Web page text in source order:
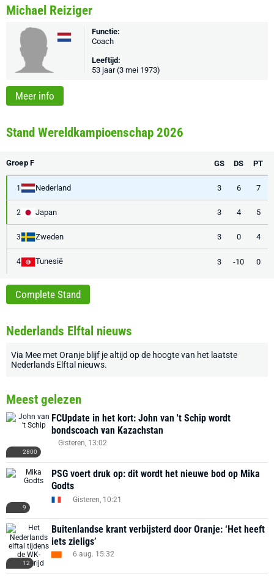
Michael Reiziger
Functie:
Coach
Leeftijd:
53 jaar (3 mei 1973)
Meer info
Stand Wereldkampioenschap 2026
Groep F GS DS PT
1 Nederland 3 6 7
2 Japan 3 4 5
3 Zweden 3 0 4
4 Tunesië 3 -10 0
Complete Stand
Nederlands Elftal nieuws
Via Mee met Oranje blijf je altijd op de hoogte van het laatste
Nederlands Elftal nieuws.
Meest gelezen
2800
FCUpdate in het kort: John van 't Schip wordt
bondscoach van Kazachstan
Gisteren, 13:02
9
PSG voert druk op: dit wordt het nieuwe bod op Mika
Godts
Gisteren, 10:21
12
Buitenlandse krant verbijsterd door Oranje: ‘Het heeft
iets zieligs’
6 aug. 15:32